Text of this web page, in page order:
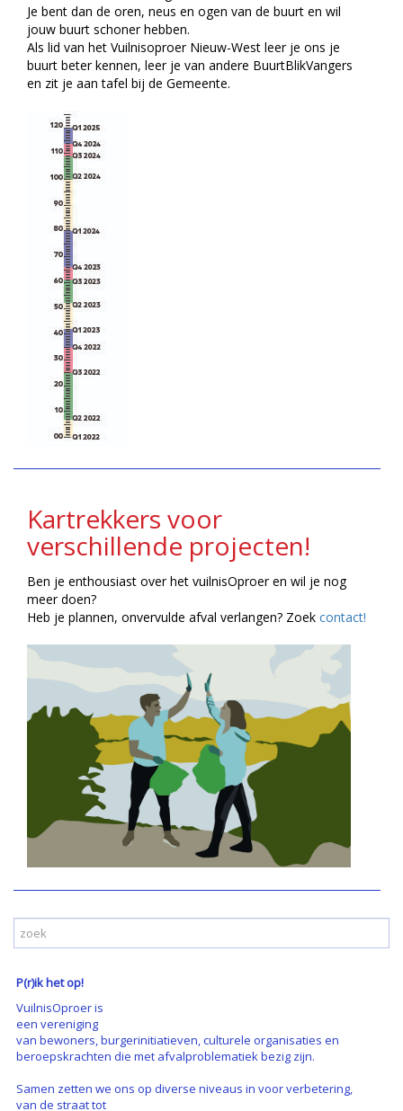
Je bent dan de oren, neus en ogen van de buurt en wil
jouw buurt schoner hebben.
Als lid van het Vuilnisoproer Nieuw-West leer je ons je
buurt beter kennen, leer je van andere BuurtBlikVangers
en zit je aan tafel bij de Gemeente.
Kartrekkers voor
verschillende projecten!
Ben je enthousiast over het vuilnisOproer en wil je nog
meer doen?
Heb je plannen, onvervulde afval verlangen? Zoek contact!
P(r)ik het op!
VuilnisOproer is
een vereniging
van bewoners, burgerinitiatieven, culturele organisaties en
beroepskrachten die met afvalproblematiek bezig zijn.
Samen zetten we ons op diverse niveaus in voor verbetering,
van de straat tot